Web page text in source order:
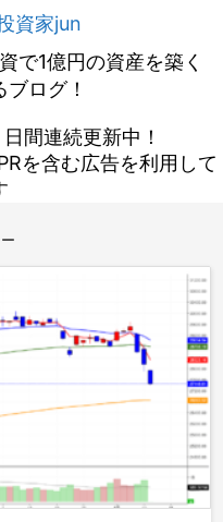
資家jun
で1億円の資産を築く
ログ！
間連続更新中！
を含む広告を利用して